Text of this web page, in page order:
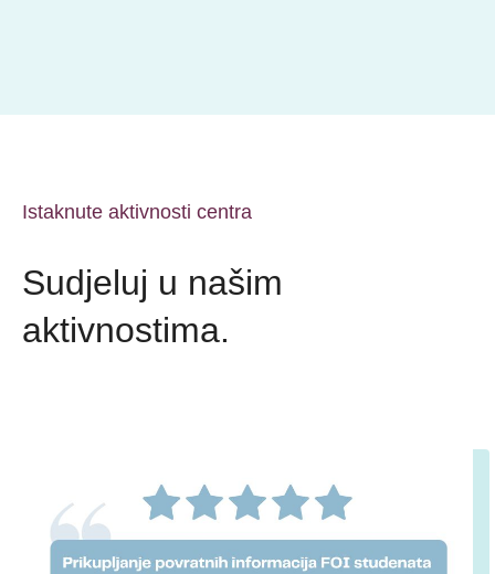
Istaknute aktivnosti centra
Sudjeluj u našim
aktivnostima.